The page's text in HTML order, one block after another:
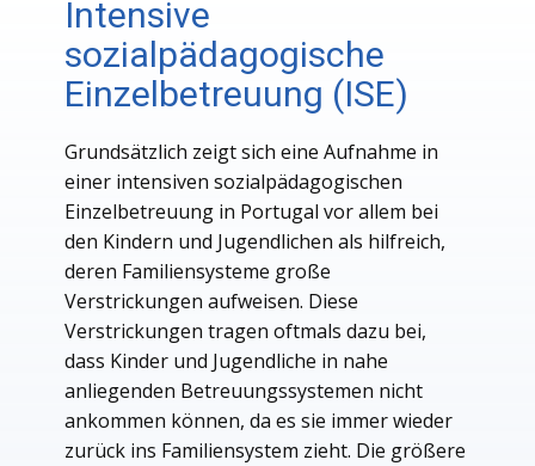
Intensive
sozialpädagogische
Einzelbetreuung (ISE)
Grundsätzlich zeigt sich eine Aufnahme in
einer intensiven sozialpädagogischen
Einzelbetreuung in Portugal vor allem bei
den Kindern und Jugendlichen als hilfreich,
deren Familiensysteme große
Verstrickungen aufweisen. Diese
Verstrickungen tragen oftmals dazu bei,
dass Kinder und Jugendliche in nahe
anliegenden Betreuungssystemen nicht
ankommen können, da es sie immer wieder
zurück ins Familiensystem zieht. Die größere